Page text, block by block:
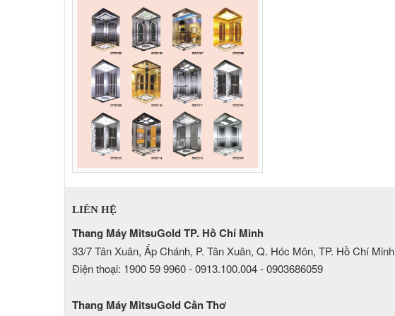
LIÊN HỆ
Thang Máy MitsuGold TP. Hồ Chí Minh
33/7 Tân Xuân, Ấp Chánh, P. Tân Xuân, Q. Hóc Môn, TP. Hồ Chí Minh
Điện thoại: 1900 59 9960 - 0913.100.004 - 0903686059
Thang Máy MitsuGold Cần Thơ